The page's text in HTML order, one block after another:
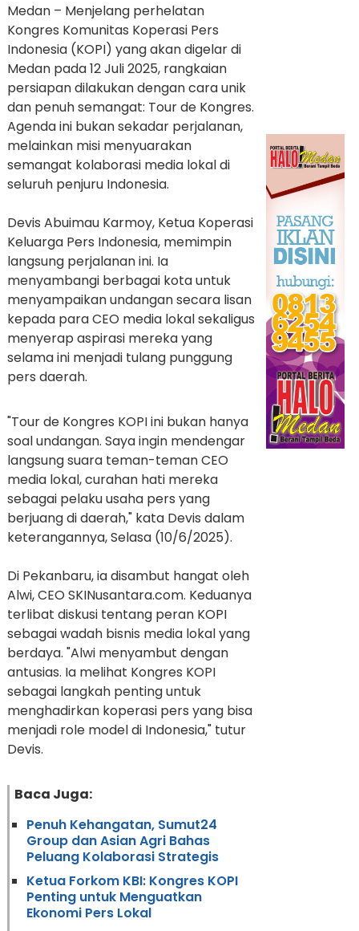
Medan – Menjelang perhelatan
Kongres Komunitas Koperasi Pers
Indonesia (KOPI) yang akan digelar di
Medan pada 12 Juli 2025, rangkaian
persiapan dilakukan dengan cara unik
dan penuh semangat: Tour de Kongres.
Agenda ini bukan sekadar perjalanan,
melainkan misi menyuarakan
semangat kolaborasi media lokal di
seluruh penjuru Indonesia.
Devis Abuimau Karmoy, Ketua Koperasi
Keluarga Pers Indonesia, memimpin
langsung perjalanan ini. Ia
menyambangi berbagai kota untuk
menyampaikan undangan secara lisan
kepada para CEO media lokal sekaligus
menyerap aspirasi mereka yang
selama ini menjadi tulang punggung
pers daerah.
"Tour de Kongres KOPI ini bukan hanya
soal undangan. Saya ingin mendengar
langsung suara teman-teman CEO
media lokal, curahan hati mereka
sebagai pelaku usaha pers yang
berjuang di daerah," kata Devis dalam
keterangannya, Selasa (10/6/2025).
Di Pekanbaru, ia disambut hangat oleh
Alwi, CEO SKINusantara.com. Keduanya
terlibat diskusi tentang peran KOPI
sebagai wadah bisnis media lokal yang
berdaya. "Alwi menyambut dengan
antusias. Ia melihat Kongres KOPI
sebagai langkah penting untuk
menghadirkan koperasi pers yang bisa
menjadi role model di Indonesia," tutur
Devis.
Baca Juga:
Penuh Kehangatan, Sumut24
Group dan Asian Agri Bahas
Peluang Kolaborasi Strategis
Ketua Forkom KBI: Kongres KOPI
Penting untuk Menguatkan
Ekonomi Pers Lokal